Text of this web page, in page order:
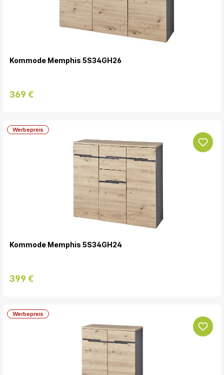
Kommode Memphis 5S34GH26
369 €
Werbepreis
Kommode Memphis 5S34GH24
399 €
Werbepreis